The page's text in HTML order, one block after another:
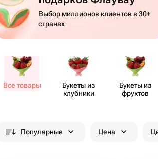
Выбор миллионов клиентов в 30+
странах
Все товары
Букеты из
клубники
Букеты из
фруктов
Популярные Цена